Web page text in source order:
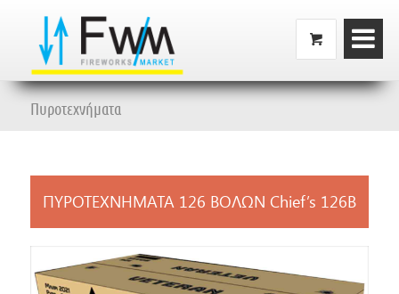
Πυροτεχνήματα
ΠΥΡΟΤΕΧΝΗΜΑΤΑ 126 ΒΟΛΩΝ Chief’s 126B